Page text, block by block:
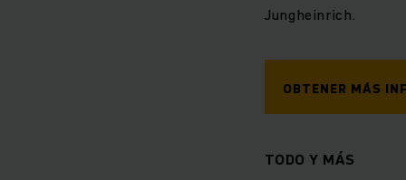
Jungheinrich.
OBTENER MÁS
TODO Y MÁS